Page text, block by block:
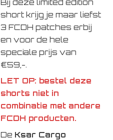
Bij deze limited edition
short krijg je maar liefst
3 FCDH patches erbij
en voor de hele
speciale prijs van
€59,-.
LET OP: bestel deze
shorts niet in
combinatie met andere
FCDH producten.
De Ksar Cargo